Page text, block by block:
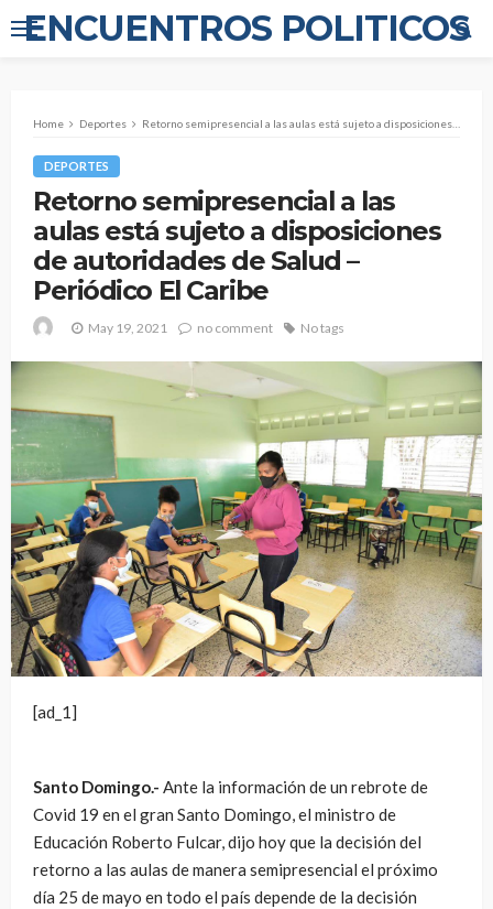
ENCUENTROS POLITICOS
Home Deportes Retorno semipresencial a las aulas está sujeto a disposiciones de autoridades de Salud – Periódico El Caribe
DEPORTES
Retorno semipresencial a las
aulas está sujeto a disposiciones
de autoridades de Salud –
Periódico El Caribe
May 19, 2021 no comment No tags
[ad_1]
Santo Domingo.- Ante la información de un rebrote de
Covid 19 en el gran Santo Domingo, el ministro de
Educación Roberto Fulcar, dijo hoy que la decisión del
retorno a las aulas de manera semipresencial el próximo
día 25 de mayo en todo el país depende de la decisión